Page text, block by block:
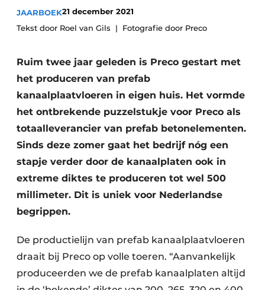
Podcasts
Privacy / Cookie statement
Vacature aanmelden
Vacatures
Video’s
Glas
JAARBOEK21 december 2021
Tekst door Roel van Gils
Fotografie door Preco
Ruim twee jaar geleden is Preco gestart met
het produceren van prefab
kanaalplaatvloeren in eigen huis. Het vormde
het ontbrekende puzzelstukje voor Preco als
totaalleverancier van prefab betonelementen.
Sinds deze zomer gaat het bedrijf nóg een
stapje verder door de kanaalplaten ook in
extreme diktes te produceren tot wel 500
millimeter. Dit is uniek voor Nederlandse
begrippen.
De productielijn van prefab kanaalplaatvloeren
draait bij Preco op volle toeren. “Aanvankelijk
produceerden we de prefab kanaalplaten altijd